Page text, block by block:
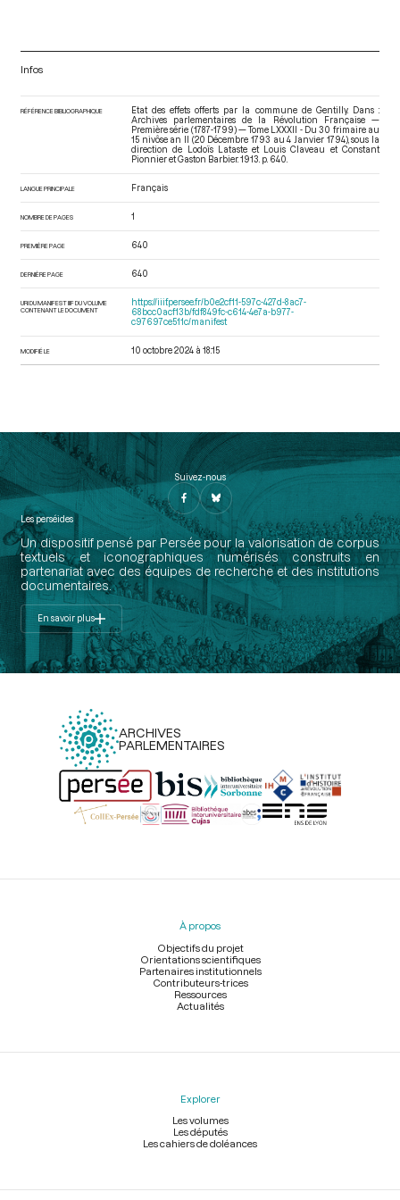
Infos
RÉFÉRENCE BIBLIOGRAPHIQUE
Etat des effets offerts par la commune de Gentilly. Dans :
Archives parlementaires de la Révolution Française —
Première série (1787-1799) — Tome LXXXII - Du 30 frimaire au
15 nivôse an II (20 Décembre 1793 au 4 Janvier 1794), sous la
direction de Lodoïs Lataste et Louis Claveau et Constant
Pionnier et Gaston Barbier. 1913. p. 640.
LANGUE PRINCIPALE Français
NOMBRE DE PAGES 1
PREMIÈRE PAGE 640
DERNIÈRE PAGE 640
URI DU MANIFEST IIIF DU VOLUME
CONTENANT LE DOCUMENT
https://iiif.persee.fr/b0e2cf11-597c-427d-8ac7-
68bcc0acf13b/fdf849fc-c614-4e7a-b977-
c97697ce511c/manifest
MODIFIÉ LE 10 octobre 2024 à 18:15
Suivez-nous
Les perséides
Un dispositif pensé par Persée pour la valorisation de corpus
textuels et iconographiques numérisés construits en
partenariat avec des équipes de recherche et des institutions
documentaires.
En savoir plus
ARCHIVES
PARLEMENTAIRES
Menu
À propos
Objectifs du projet
Orientations scientifiques
Partenaires institutionnels
Contributeurs-trices
Ressources
Actualités
Explorer
Les volumes
Les députés
Les cahiers de doléances